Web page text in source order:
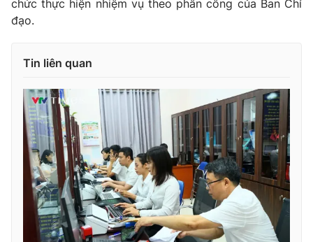
® Cấm sao chép dưới mọi hình thức nếu không có sự chấp
thông tin từ website này.
chức thực hiện nhiệm vụ theo phân công của Ban Chỉ
đạo.
Tin liên quan